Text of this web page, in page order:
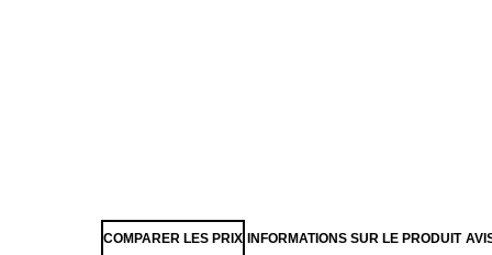
COMPARER LES PRIX INFORMATIONS SUR LE PRODUIT